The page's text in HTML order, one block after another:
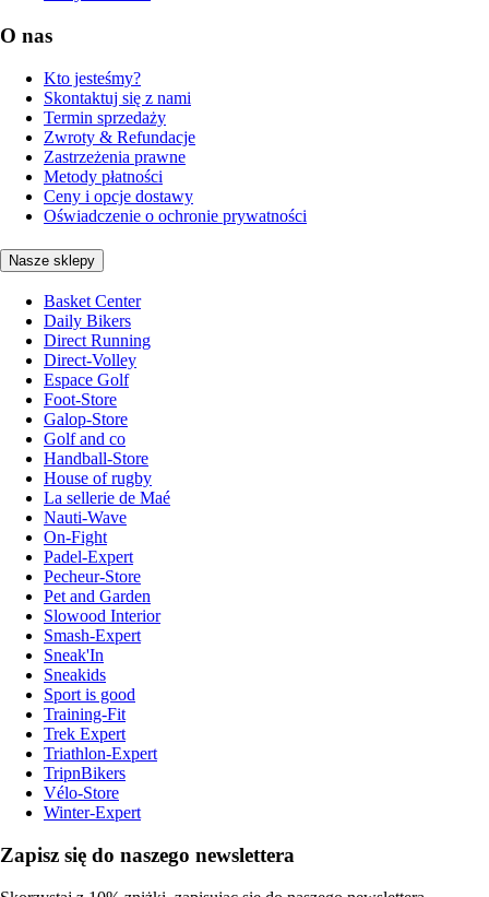
O nas
Kto jesteśmy?
Skontaktuj się z nami
Termin sprzedaży
Zwroty & Refundacje
Zastrzeżenia prawne
Metody płatności
Ceny i opcje dostawy
Oświadczenie o ochronie prywatności
Nasze sklepy
Basket Center
Daily Bikers
Direct Running
Direct-Volley
Espace Golf
Foot-Store
Galop-Store
Golf and co
Handball-Store
House of rugby
La sellerie de Maé
Nauti-Wave
On-Fight
Padel-Expert
Pecheur-Store
Pet and Garden
Slowood Interior
Smash-Expert
Sneak'In
Sneakids
Sport is good
Training-Fit
Trek Expert
Triathlon-Expert
TripnBikers
Vélo-Store
Winter-Expert
Zapisz się do naszego newslettera